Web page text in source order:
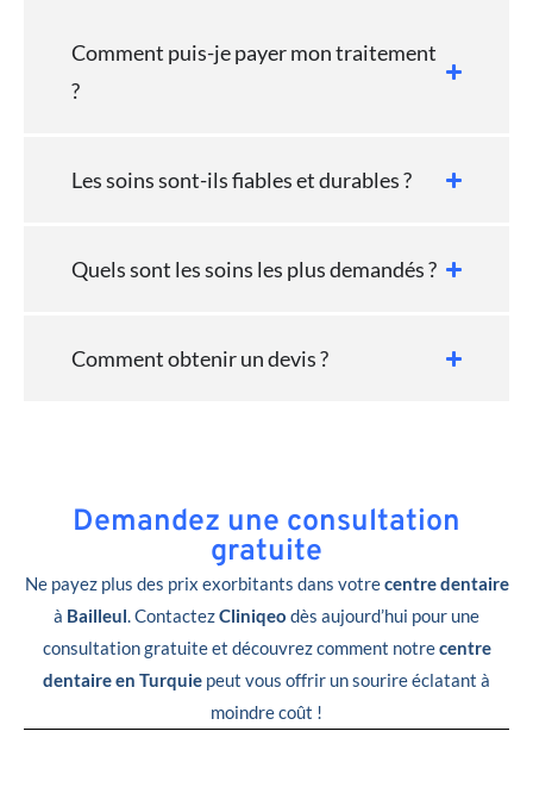
Comment puis-je payer mon traitement
?
Les soins sont-ils fiables et durables ?
Quels sont les soins les plus demandés ?
Comment obtenir un devis ?
Demandez une consultation
gratuite
Ne payez plus des prix exorbitants dans votrecentre dentaire
à Bailleul. ContactezCliniqeo dès aujourd’hui pour une
consultation gratuite et découvrez comment notrecentre
dentaire en Turquie peut vous offrir un sourire éclatant à
moindre coût !